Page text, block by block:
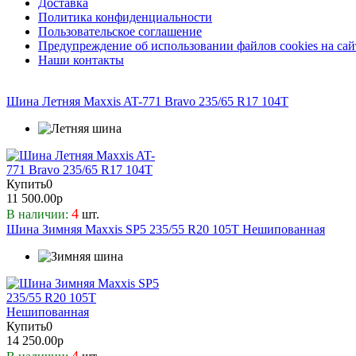
Политика конфиденциальности
Пользовательское соглашение
Предупреждение об использовании файлов cookies на
Наши контакты
Шина Летняя Maxxis AT-771 Bravo 235/65 R17 104T
Купить0
11 500.00р
В наличии: 4 шт.
Шина Зимняя Maxxis SP5 235/55 R20 105T Нешипованная
Купить0
14 250.00р